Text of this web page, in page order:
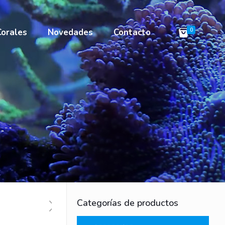
Novedades Contacto 0
Categorías de productos